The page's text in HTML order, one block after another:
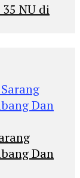
NU di
Dan